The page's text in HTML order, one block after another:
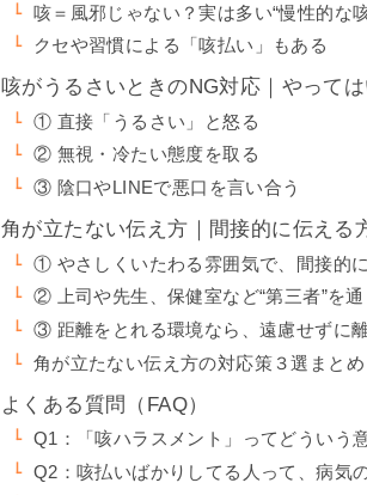
咳＝風邪じゃない？実は多い“慢性的な
クセや習慣による「咳払い」もある
咳がうるさいときのNG対応｜やって
① 直接「うるさい」と怒る
② 無視・冷たい態度を取る
③ 陰口やLINEで悪口を言い合う
角が立たない伝え方｜間接的に伝える
① やさしくいたわる雰囲気で、間接的
② 上司や先生、保健室など“第三者”を
③ 距離をとれる環境なら、遠慮せずに
角が立たない伝え方の対応策３選まとめ
よくある質問（FAQ）
Q1：「咳ハラスメント」ってどういう
Q2：咳払いばかりしてる人って、病気